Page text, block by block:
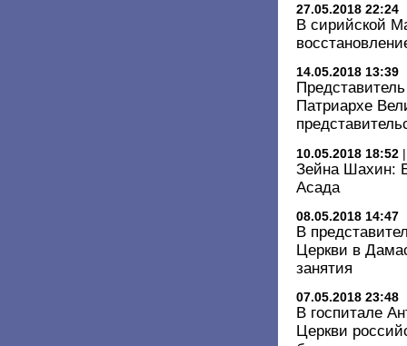
27.05.2018 22:24
В сирийской
14.05.2018 13:39
Патриархе
10.05.2018 18:52
Зейна Шахин:
Асада
08.05.2018 14:47
В
Церкви в
занятия
07.05.2018 23:48
В госпитале
Церкви